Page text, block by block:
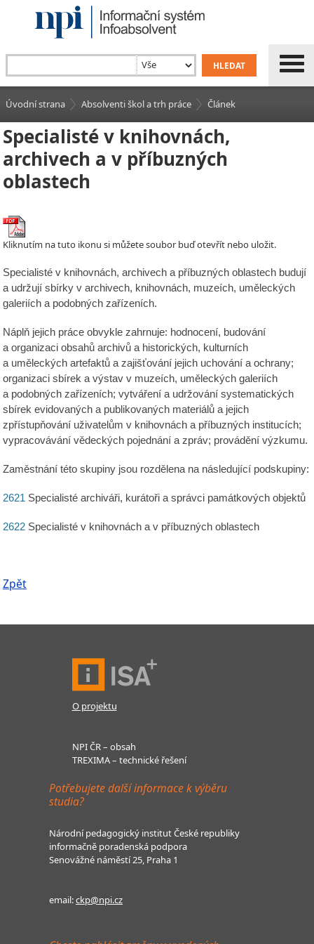
Úvodní strana Absolventi škol a trh práce Článek
Specialisté v knihovnách,
archivech a v příbuzných
oblastech
Kliknutím na tuto ikonu si můžete soubor buď otevřít nebo uložit.
Specialisté v knihovnách, archivech a příbuzných oblastech budují
a udržují sbírky v archivech, knihovnách, muzeích, uměleckých
galeriích a podobných zařízeních.
Náplň jejich práce obvykle zahrnuje: hodnocení, budování
a organizaci obsahů archivů a historických, kulturních
a uměleckých artefaktů a zajišťování jejich uchování a ochrany;
organizaci sbírek a výstav v muzeích, uměleckých galeriích
a podobných zařízeních; vytváření a udržování systematických
sbírek evidovaných a publikovaných materiálů a jejich
zpřístupňování uživatelům v knihovnách a příbuzných institucích;
vypracovávání vědeckých pojednání a zpráv; provádění výzkumu.
Zaměstnání této skupiny jsou rozdělena na následující podskupiny:
2621 Specialisté archiváři, kurátoři a správci památkových objektů
2622 Specialisté v knihovnách a v příbuzných oblastech
Zpět
O projektu
NPI ČR – obsah
TREXIMA – technické řešení
Potřebujete další informace k výběru
studia?
Národní pedagogický institut České republiky
informačně poradenská podpora
Senovážné náměstí 25, Praha 1
email:ckp@npi.cz